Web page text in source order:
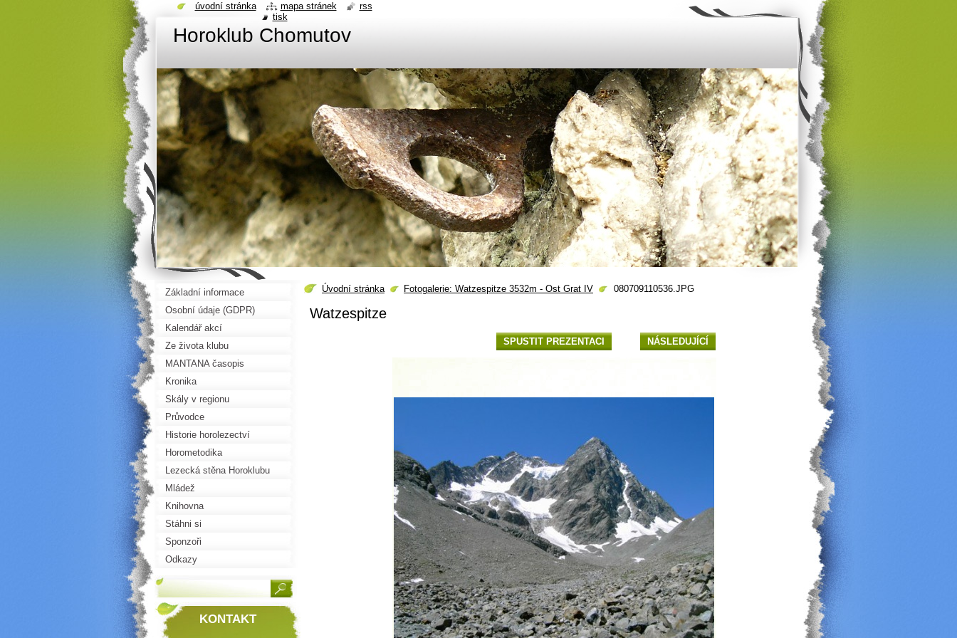
Horoklub Chomutov
Úvodní stránka Fotogalerie: Watzespitze 3532m - Ost Grat IV 080709110536.JPG
Watzespitze
SPUSTIT PREZENTACI NÁSLEDUJÍCÍ
Základní informace
Osobní údaje (GDPR)
Kalendář akcí
Ze života klubu
MANTANA časopis
Kronika
Skály v regionu
Průvodce
Historie horolezectví
Horometodika
Lezecká stěna Horoklubu
Mládež
Knihovna
Stáhni si
Sponzoři
Odkazy
KONTAKT
úvodní stránka mapa stránek
rss
tisk